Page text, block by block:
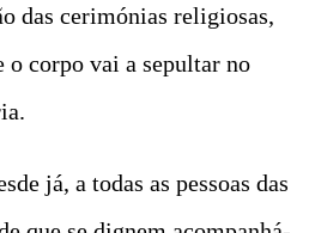
das cerimónias religiosas,
o corpo vai a sepultar no
já, a todas as pessoas das